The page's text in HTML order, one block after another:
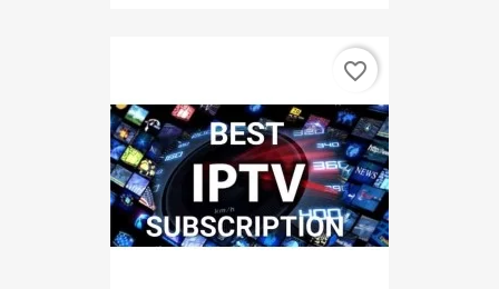
favorite_border